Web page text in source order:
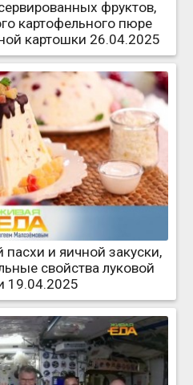
фруктов,
картофельного пюре
картошки 26.04.2025
и яичной закуски,
свойства луковой
19.04.2025